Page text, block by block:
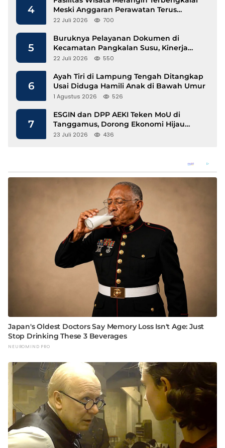
4
Meski Anggaran Perawatan Terus
Mengalir
22 Juli 2026 700
5
Buruknya Pelayanan Dokumen di
Kecamatan Pangkalan Susu, Kinerja
Disdukcapil Langkat Disorot
22 Juli 2026 550
6
Ayah Tiri di Lampung Tengah Ditangkap
Usai Diduga Hamili Anak di Bawah Umur
1 Agustus 2026 526
7
ESGIN dan DPP AEKI Teken MoU di
Tanggamus, Dorong Ekonomi Hijau
Berbasis Kopi dan Perdagangan Karbon
23 Juli 2026 436